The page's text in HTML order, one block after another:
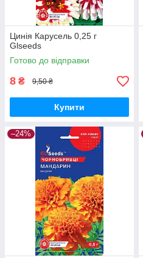
Цинія Карусель 0,25 г
Glseeds
Готово до відправки
8 ₴ 9,50 ₴
Купити
–24%